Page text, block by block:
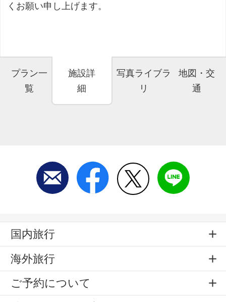
くお願い申し上げます。
プラン一
覧
施設詳
細
写真ライブラ
リ
地図・交
通
国内旅行
海外旅行
ご予約について